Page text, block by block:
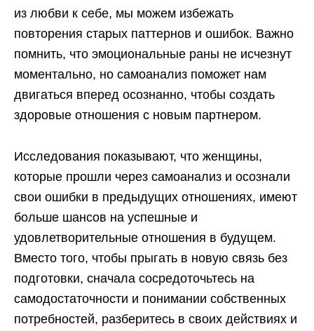
из любви к себе, мы можем избежать
повторения старых паттернов и ошибок. Важно
помнить, что эмоциональные раны не исчезнут
моментально, но самоанализ поможет нам
двигаться вперед осознанно, чтобы создать
здоровые отношения с новым партнером.
Исследования показывают, что женщины,
которые прошли через самоанализ и осознали
свои ошибки в предыдущих отношениях, имеют
больше шансов на успешные и
удовлетворительные отношения в будущем.
Вместо того, чтобы прыгать в новую связь без
подготовки, сначала сосредоточьтесь на
самодостаточности и понимании собственных
потребностей, разберитесь в своих действиях и